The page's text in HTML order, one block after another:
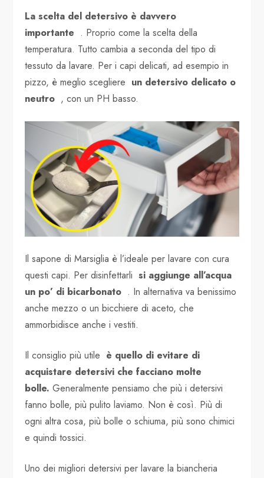
La scelta del detersivo è davvero
importante . Proprio come la scelta della
temperatura. Tutto cambia a seconda del tipo di
tessuto da lavare. Per i capi delicati, ad esempio in
pizzo, è meglio scegliere un detersivo delicato o
neutro , con un PH basso.
Il sapone di Marsiglia è l’ideale per lavare con cura
questi capi. Per disinfettarlisi aggiunge all’acqua
un po’ di bicarbonato . In alternativa va benissimo
anche mezzo o un bicchiere di aceto, che
ammorbidisce anche i vestiti.
Il consiglio più utile è quello di evitare di
acquistare detersivi che facciano molte
bolle.Generalmente pensiamo che più i detersivi
fanno bolle, più pulito laviamo. Non è così. Più di
ogni altra cosa, più bolle o schiuma, più sono chimici
e quindi tossici.
Uno dei migliori detersivi per lavare la biancheria